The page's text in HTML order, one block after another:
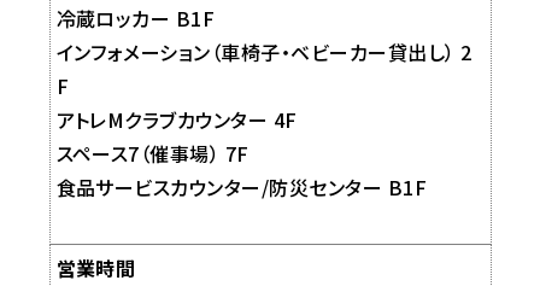
冷蔵ロッカー B1F
インフォメーション（車椅子・ベビーカー貸出し） 2
F
アトレMクラブカウンター 4F
スペース7（催事場） 7F
食品サービスカウンター/防災センター B1F
営業時間